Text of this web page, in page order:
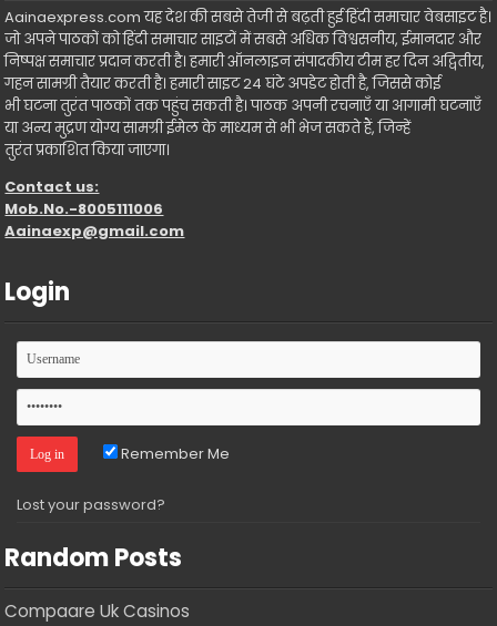
Aainaexpress.com यह देश की सबसे तेजी से बढ़ती हुई हिंदी समाचार वेबसाइट है।
जो अपने पाठकों को हिंदी समाचार साइटों में सबसे अधिक विश्वसनीय, ईमानदार और
निष्पक्ष समाचार प्रदान करती है। हमारी ऑनलाइन संपादकीय टीम हर दिन अद्वितीय,
गहन सामग्री तैयार करती है। हमारी साइट 24 घंटे अपडेट होती है, जिससे कोई
भी घटना तुरंत पाठकों तक पहुंच सकती है। पाठक अपनी रचनाएँ या आगामी घटनाएँ
या अन्य मुद्रण योग्य सामग्री ईमेल के माध्यम से भी भेज सकते हैं, जिन्हें
तुरंत प्रकाशित किया जाएगा।
Contact us:
Mob.No.-8005111006
Aainaexp@gmail.com
Login
Remember Me
Lost your password?
Random Posts
Compaare Uk Casinos